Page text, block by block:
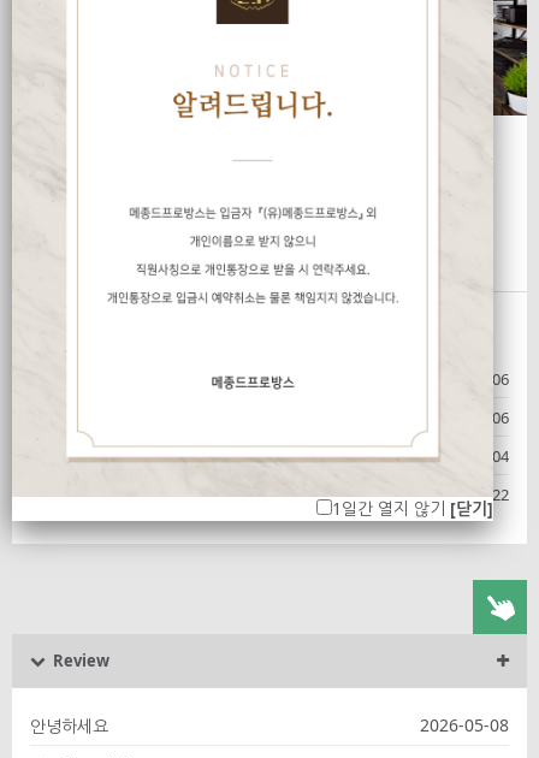
2025-12-06
2025-12-06
주변에 장볼 곳이 있나요? 1 2025-12-04
겨울철에도 옥상수영장 온수로
이용 가능한가요?
1 2025-11-22
Review
안녕하세요
2026-05-08
1일간 열지 않기 [닫기]